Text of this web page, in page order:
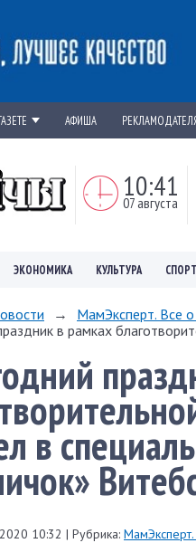
АФИША
10:41
07 августа
ЭКОНОМИКА КУЛЬТУРА СПОРТ
→ МамЭксперт. Все
в рамках
в
10:32 | Рубрика: МамЭксперт.